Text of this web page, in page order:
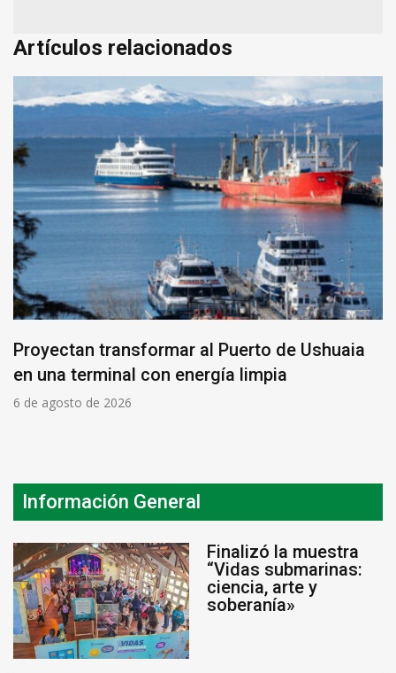
Artículos relacionados
Proyectan transformar al Puerto de Ushuaia
en una terminal con energía limpia
6 de agosto de 2026
Información General
Finalizó la muestra
“Vidas submarinas:
ciencia, arte y
soberanía»